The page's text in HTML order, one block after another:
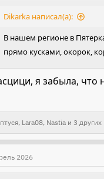
Dikarka написал(а):
В нашем регионе в
прямо кусками, окорок,
я забыла, что
птуся, Lara08, Nastia и 3 других
2026